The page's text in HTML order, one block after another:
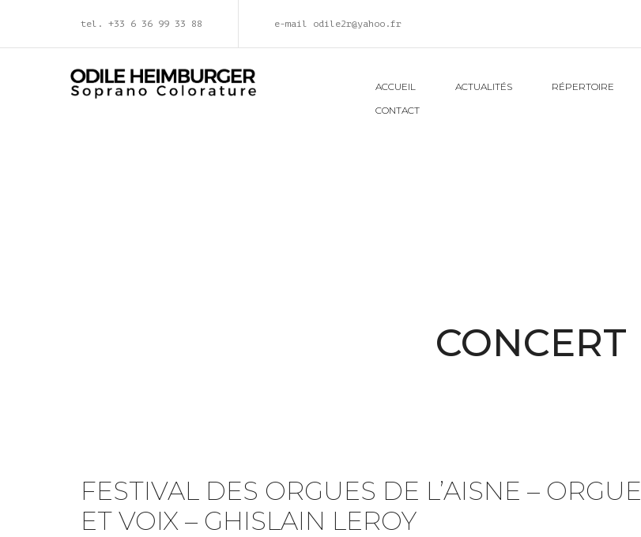
tel. +33 6 36 99 33 88 e-mail odile2r@yahoo.fr
ACCUEIL ACTUALITÉS RÉPERTOIRE
CONTACT
CONCERT
FESTIVAL DES ORGUES DE L’AISNE – ORGUE
ET VOIX – GHISLAIN LEROY